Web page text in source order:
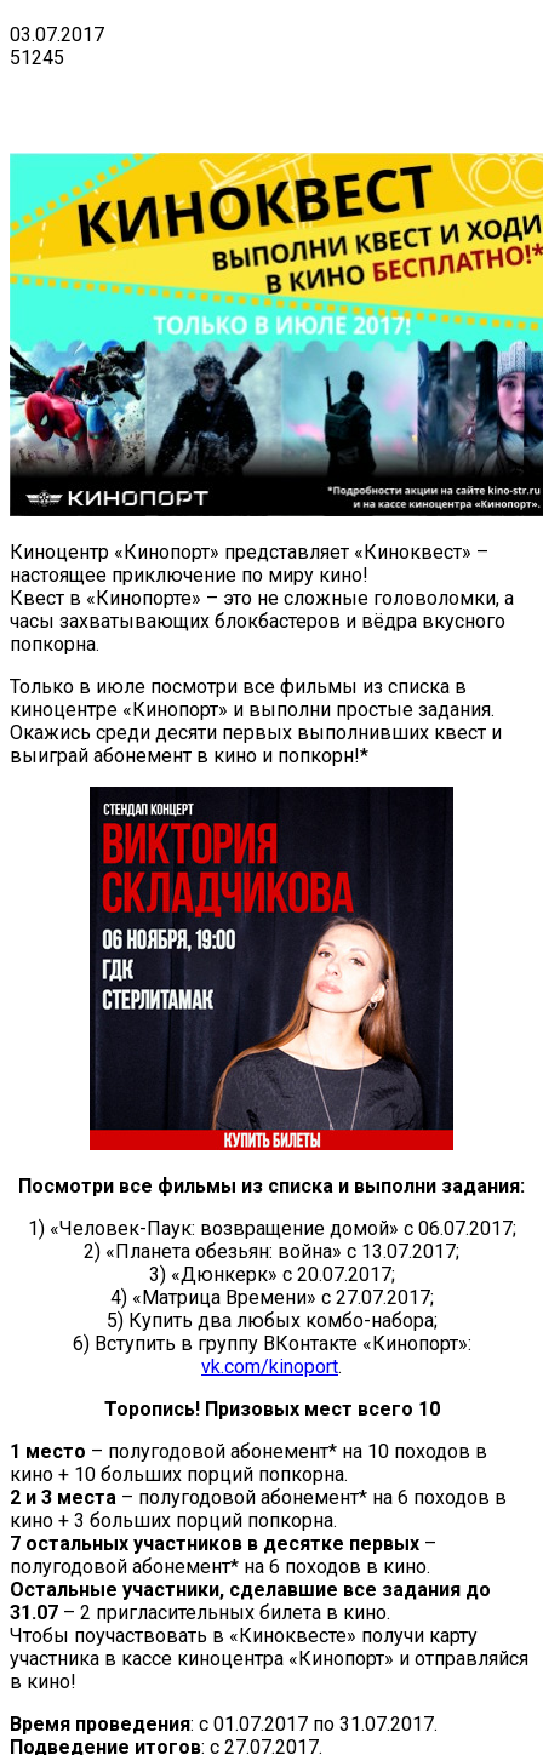
03.07.2017
51245
Киноцентр «Кинопорт» представляет «Киноквест» –
настоящее приключение по миру кино!
Квест в «Кинопорте» – это не сложные головоломки, а
часы захватывающих блокбастеров и вёдра вкусного
попкорна.
Только в июле посмотри все фильмы из списка в
киноцентре «Кинопорт» и выполни простые задания.
Окажись среди десяти первых выполнивших квест и
выиграй абонемент в кино и попкорн!*
Посмотри все фильмы из списка и выполни задания:
1) «Человек-Паук: возвращение домой» с 06.07.2017;
2) «Планета обезьян: война» с 13.07.2017;
3) «Дюнкерк» с 20.07.2017;
4) «Матрица Времени» с 27.07.2017;
5) Купить два любых комбо-набора;
6) Вступить в группу ВКонтакте «Кинопорт»:
vk.com/kinoport.
Торопись! Призовых мест всего 10
1 место – полугодовой абонемент* на 10 походов в
кино + 10 больших порций попкорна.
2 и 3 места – полугодовой абонемент* на 6 походов в
кино + 3 больших порций попкорна.
7 остальных участников в десятке первых –
полугодовой абонемент* на 6 походов в кино.
Остальные участники, сделавшие все задания до
31.07 – 2 пригласительных билета в кино.
Чтобы поучаствовать в «Киноквесте» получи карту
участника в кассе киноцентра «Кинопорт» и отправляйся
в кино!
Время проведения: с 01.07.2017 по 31.07.2017.
Подведение итогов: с 27.07.2017.